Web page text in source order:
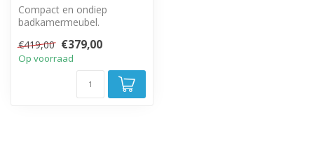
Compact en ondiep
badkamermeubel.
badkamermeubel, spiegel
en tw...
€419,00 €379,00
Op voorraad